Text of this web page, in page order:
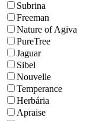
Subrina
Freeman
Nature of Agiva
PureTree
Jaguar
Sibel
Nouvelle
Temperance
Herbária
Apraise